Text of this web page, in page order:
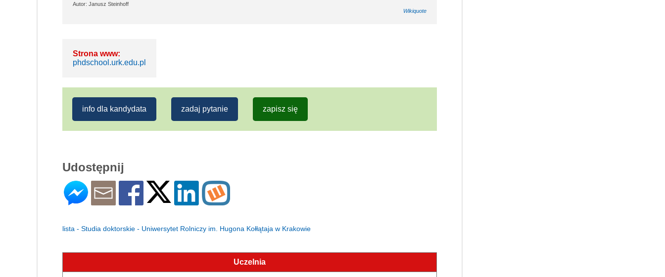
Autor: Janusz Steinhoff
Wikiquote
Strona www:
phdschool.urk.edu.pl
info dla kandydata zadaj pytanie zapisz się
Udostępnij
lista - Studia doktorskie - Uniwersytet Rolniczy im. Hugona Kołłątaja w Krakowie
Uczelnia